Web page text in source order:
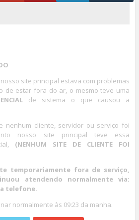
site principal estava com problemas
de estar fora do ar, o mesmo teve uma
de sistema o que causou a
nenhum cliente, servidor ou serviço foi
nosso site principal teve essa
(NENHUM SITE DE CLIENTE FOI
temporariamente fora de serviço,
atendendo normalmente via:
telefone.
normalmente às 09:23 da manha.